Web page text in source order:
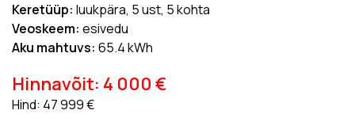
Keretüüp: luukpära, 5 ust, 5 kohta
Veoskeem: esivedu
Aku mahtuvs: 65.4 kWh
Hinnavõit: 4 000 €
Hind: 47 999 €